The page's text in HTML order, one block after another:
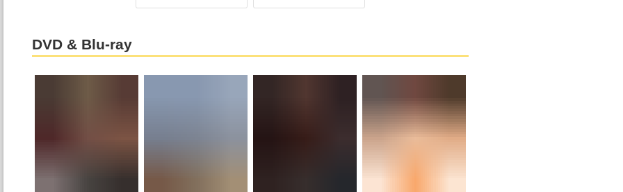
DVD & Blu-ray